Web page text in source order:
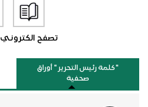
تصفح الكتروني
"كلمة رئيس التحرير " أوراق
صحفية